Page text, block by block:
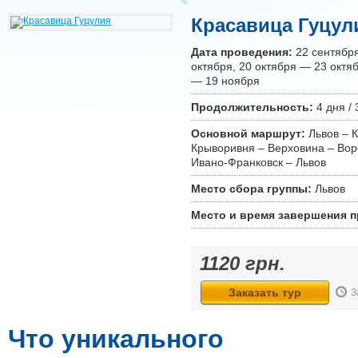
Красавица
Дата проведения: 22
октября, 20 октября — 23
— 19 ноября
Продолжительность: 4 дня /
Основной маршрут: Львов –
Крыворивня – Верховина –
Ивано-Франковск – Львов
Место сбора группы: Львов
Место и время завершения
1120 грн.
Заказать тур
Что уникального